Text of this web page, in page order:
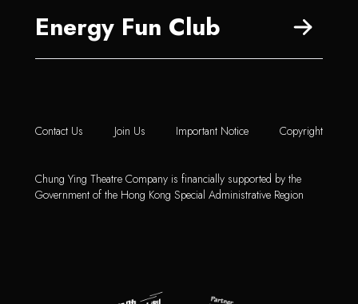
Energy Fun Club
Contact Us Join Us Important Notice Copyright
Chung Ying Theatre Company is financially supported by the
Government of the Hong Kong Special Administrative Region